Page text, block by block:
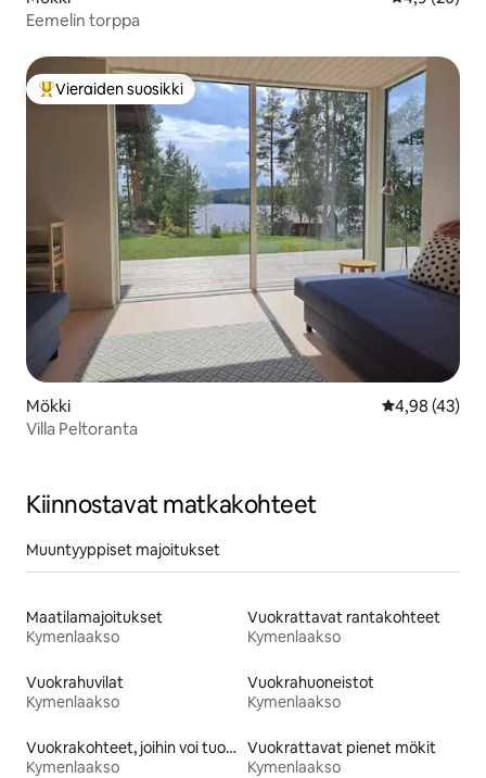
Eemelin torppa
Vieraiden suosikkien parhaimmistoa
Vieraiden suosikki
Mökki
4,98 (43)
Villa Peltoranta
Kiinnostavat matkakohteet
Muuntyyppiset majoitukset
Maatilamajoitukset
Kymenlaakso
Vuokrattavat rantakohteet
Kymenlaakso
Vuokrahuvilat
Kymenlaakso
Vuokrahuoneistot
Kymenlaakso
Vuokrakohteet, joihin voi tuoda lemmikin
Kymenlaakso
Vuokrattavat pienet mökit
Kymenlaakso